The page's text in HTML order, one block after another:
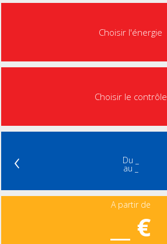
Choisir l'énergie
Choisir le contrôle
‹ Du _
au _
A partir de
__ €